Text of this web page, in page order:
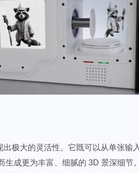
极大的灵活性。它既可以从单张输
生成更为丰富、细腻的 3D 景深细节